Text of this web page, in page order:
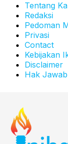
Tentang
Redaksi
Pedoman
Privasi
Contact
Kebijakan
Disclaimer
Hak